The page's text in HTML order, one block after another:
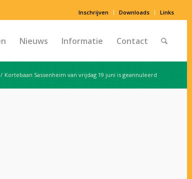
Inschrijven Downloads Links
Nieuws Informatie Contact
/ Kortebaan Sassenheim van vrijdag 19 juni is geannuleerd